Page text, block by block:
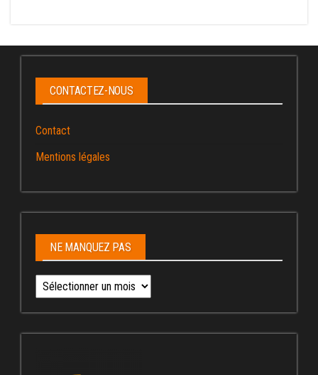
CONTACTEZ-NOUS
Contact
Mentions légales
NE MANQUEZ PAS
Ne